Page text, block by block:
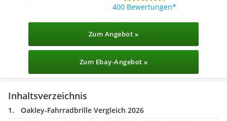
400 Bewertungen
Zum Angebot »
Zum Ebay-Angebot »
Inhaltsverzeichnis
Oakley-Fahrradbrille Vergleich 2026